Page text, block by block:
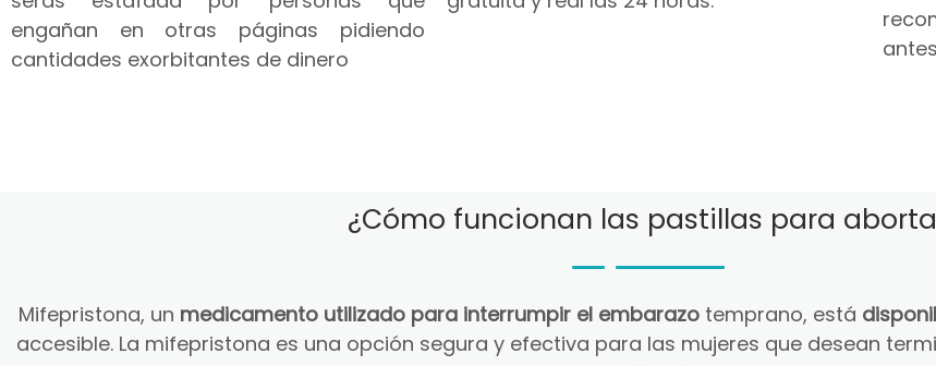
engañan en otras páginas pidiendo
cantidades exorbitantes de dinero
¿Cómo funcionan las pastillas para
Mifepristona, un medicamento utilizado para interrumpir el embarazotemprano, está
accesible. La mifepristona es una opción segura y efectiva para las mujeres que desean